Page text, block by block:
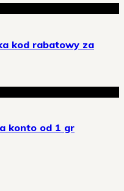
kod rabatowy za
konto od 1 gr